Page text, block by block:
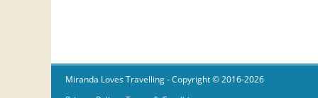
Miranda Loves Travelling- Copyright © 2016-2026